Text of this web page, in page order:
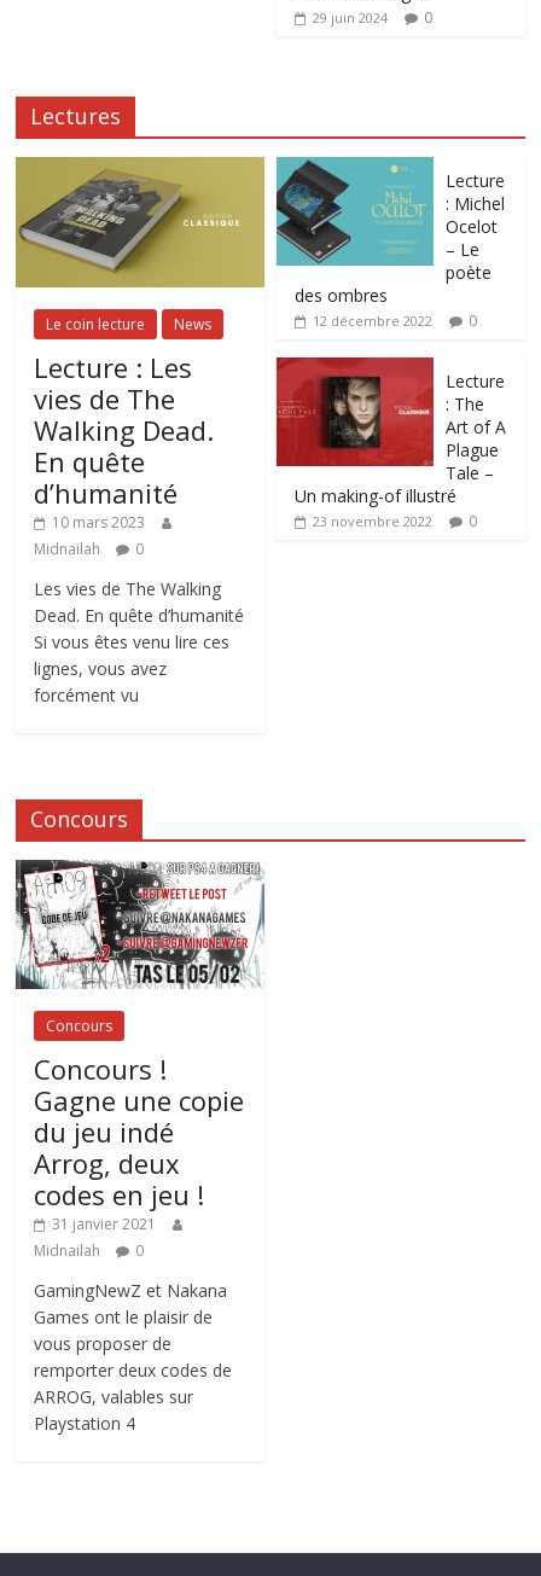
29 juin 2024 0
Lectures
Le coin lecture News
Lecture : Les
vies de The
Walking Dead.
En quête
d’humanité
10 mars 2023
Midnailah
0
Les vies de The Walking
Dead. En quête d’humanité
Si vous êtes venu lire ces
lignes, vous avez
forcément vu
Lecture
: Michel
Ocelot
– Le
poète
des ombres
12 décembre 2022 0
Lecture
: The
Art of A
Plague
Tale –
Un making-of illustré
23 novembre 2022 0
Concours
Concours
Concours !
Gagne une copie
du jeu indé
Arrog, deux
codes en jeu !
31 janvier 2021
Midnailah
0
GamingNewZ et Nakana
Games ont le plaisir de
vous proposer de
remporter deux codes de
ARROG, valables sur
Playstation 4